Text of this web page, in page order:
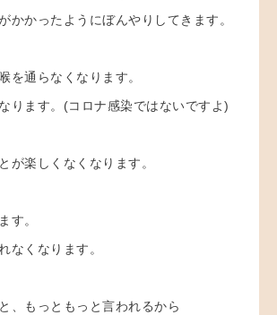
かかったようにぼんやりしてきます。
を通らなくなります。
ります。(コロナ感染ではないですよ)
が楽しくなくなります。
す。
なくなります。
、もっともっと言われるから